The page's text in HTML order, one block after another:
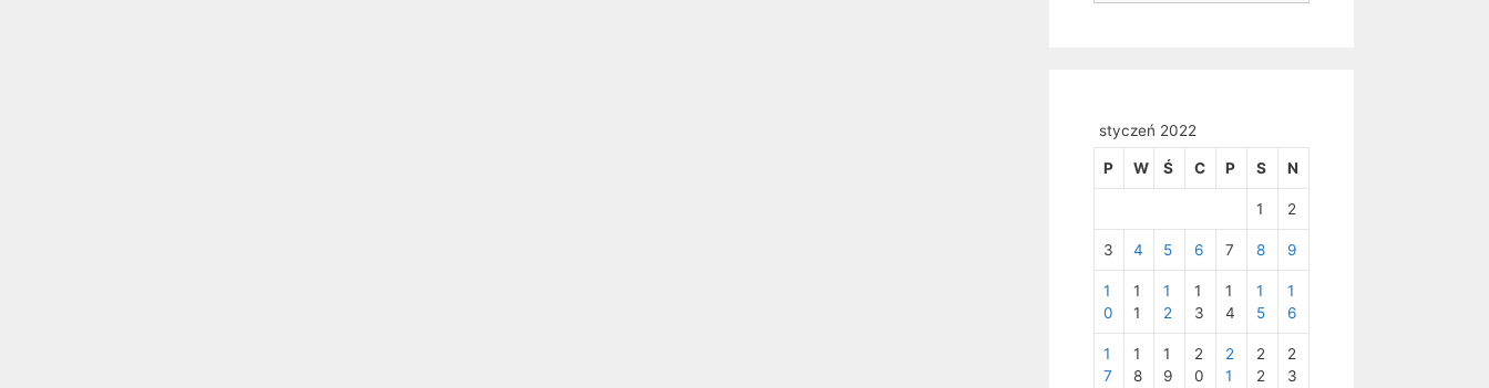
styczeń 2022
P W Ś C P S N
1 2
3 4 5 6 7 8 9
1
0
1
1
1
2
1
3
1
4
1
5
1
6
1
7
1
8
1
9
2
0
2
1
2
2
2
3